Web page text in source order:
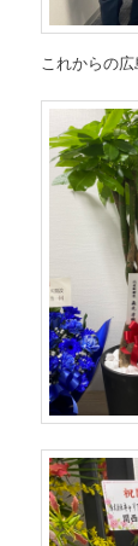
これからの